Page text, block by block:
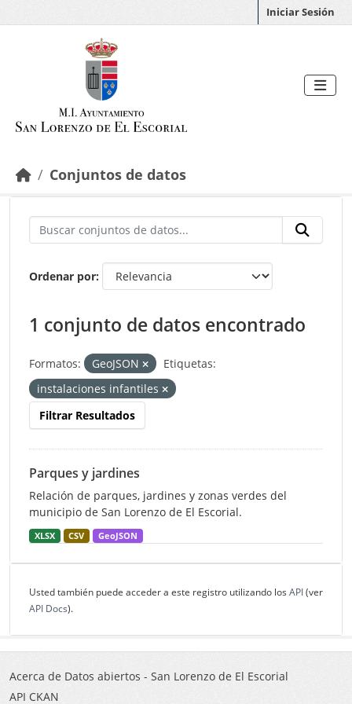
Iniciar Sesión
Conjuntos de datos
Ordenar por
1 conjunto de datos encontrado
Formatos: GeoJSON
Etiquetas:
instalaciones infantiles
Filtrar Resultados
Parques y jardines
Relación de parques, jardines y zonas verdes del
municipio de San Lorenzo de El Escorial.
XLSX CSV GeoJSON
Usted también puede acceder a este registro utilizando los API(ver
API Docs).
Acerca de Datos abiertos - San Lorenzo de El Escorial
API CKAN